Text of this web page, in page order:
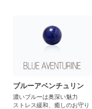
ブルーアベンチュリン
濃いブルーは奥深い魅力
ストレス緩和、癒しのお守り